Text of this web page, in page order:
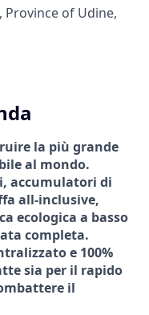
Province of Udine,
la più grande
al mondo.
accumulatori di
all-inclusive,
ecologica a basso
completa.
e 100%
sia per il rapido
il